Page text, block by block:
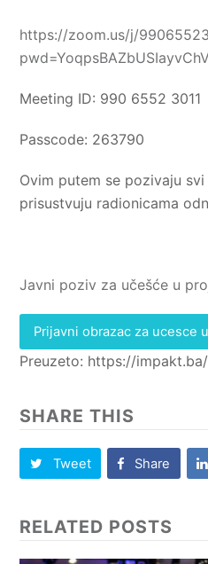
https://zoom.us/j/
Meeting ID: 990 6552 3011
Passcode: 263790
Ovim putem se pozivaju
prisustvuju radionicama
Javni poziv za učešće u
Prijavni obrazac za ucesce
Preuzeto: https://impakt.ba/
SHARE THIS
Tweet Share
RELATED POSTS